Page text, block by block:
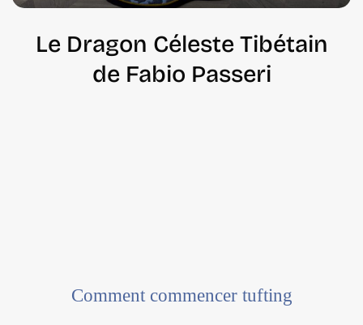
Le Dragon Céleste Tibétain
de Fabio Passeri
Comment commencer tufting